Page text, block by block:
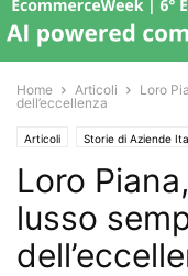
Home Articoli
Loro
dell’eccellenza
Articoli Storie di Aziende
Loro
lusso